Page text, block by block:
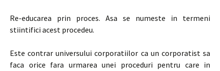
Re-educarea prin proces. Asa se numeste in termeni
stiintifici acest procedeu.
Este contrar universului corporatiilor ca un corporatist sa
faca orice fara urmarea unei proceduri pentru care in